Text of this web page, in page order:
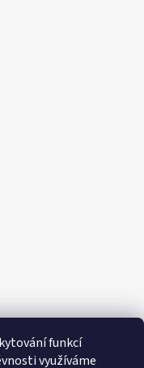
funkcí
využíváme